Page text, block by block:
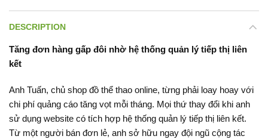
DESCRIPTION
Tăng đơn hàng gấp đôi nhờ hệ thống quản lý tiếp thị liên
kết
Anh Tuấn, chủ shop đồ thể thao online, từng phải loay hoay với
chi phí quảng cáo tăng vọt mỗi tháng. Mọi thứ thay đổi khi anh
sử dụng website có tích hợp hệ thống quản lý tiếp thị liên kết.
Từ một người bán đơn lẻ, anh sở hữu ngay đội ngũ cộng tác